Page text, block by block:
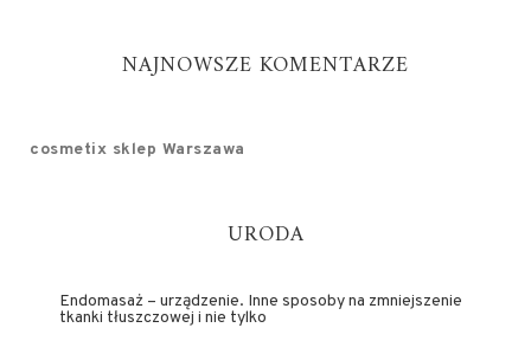
NAJNOWSZE KOMENTARZE
cosmetix sklep Warszawa
URODA
Endomasaż – urządzenie. Inne sposoby na zmniejszenie
tkanki tłuszczowej i nie tylko